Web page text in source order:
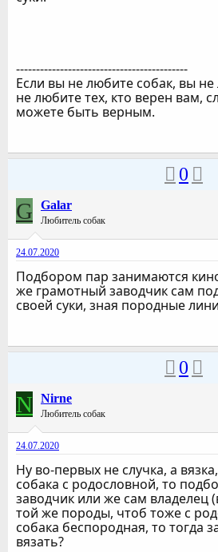
-------------------------------------------
Если вы не любите собак, вы
не любите тех, кто верен вам,
можете быть верным.
0
G Galar
Любитель собак
24.07.2020
Подбором пар занимаются
же грамотный заводчик сам
своей суки, зная породные
0
N Nirne
Любитель собак
24.07.2020
Ну во-первых не случка, а
собака с родословной, то
заводчик или же сам владелец
той же породы, чтоб тоже с
собака беспородная, то тогда
вязать?